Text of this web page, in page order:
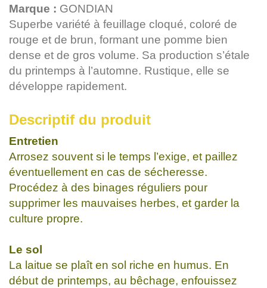
Marque : GONDIAN
Superbe variété à feuillage cloqué, coloré de
rouge et de brun, formant une pomme bien
dense et de gros volume. Sa production s’étale
du printemps à l’automne. Rustique, elle se
développe rapidement.
Descriptif du produit
Entretien
Arrosez souvent si le temps l’exige, et paillez
éventuellement en cas de sécheresse.
Procédez à des binages réguliers pour
supprimer les mauvaises herbes, et garder la
culture propre.
Le sol
La laitue se plaît en sol riche en humus. En
début de printemps, au bêchage, enfouissez